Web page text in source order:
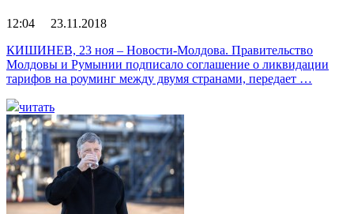
12:04 23.11.2018
КИШИНЕВ, 23 ноя – Новости-Молдова. Правительство
Молдовы и Румынии подписало соглашение о ликвидации
тарифов на роуминг между двумя странами, передает …
читать